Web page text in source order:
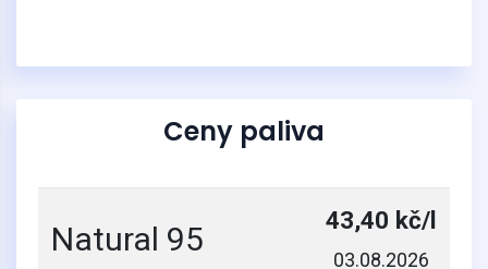
Ceny paliva
Natural 95 43,40 kč/l
03.08.2026